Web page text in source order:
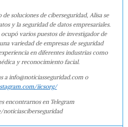
soluciones de ciberseguridad, Alisa se
y la seguridad de datos empresariales.
varios puestos de investigador de
variedad de empresas de seguridad
en diferentes industrias como
y reconocimiento facial.
a info@noticiasseguridad.com o
iicsorg/
encontrarnos en Telegram
noticiasciberseguridad